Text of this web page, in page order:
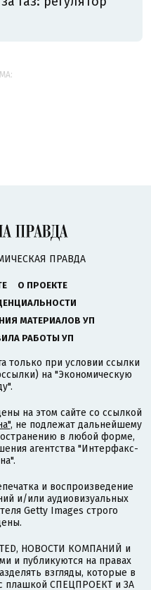
ПРАВДА
О ПРОЕКТЕ
МАТЕРИАЛОВ УП
РАБОТЫ УП
только при условии ссылки
на "Экономическую
на этом сайте со ссылкой
, не подлежат дальнейшему
в любой форме,
агентства "Интерфакс-
и воспроизведение
и/или аудиовизуальных
Getty Images строго
НОВОСТИ КОМПАНИЙ и
и публикуются на правах
взгляды, которые в
плашкой СПЕЦПРОЕКТ и ЗА